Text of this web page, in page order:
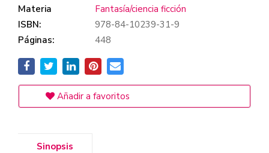
Materia
Fantasía/ciencia ficción
ISBN:
978-84-10239-31-9
Páginas:
448
Añadir a favoritos
Sinopsis